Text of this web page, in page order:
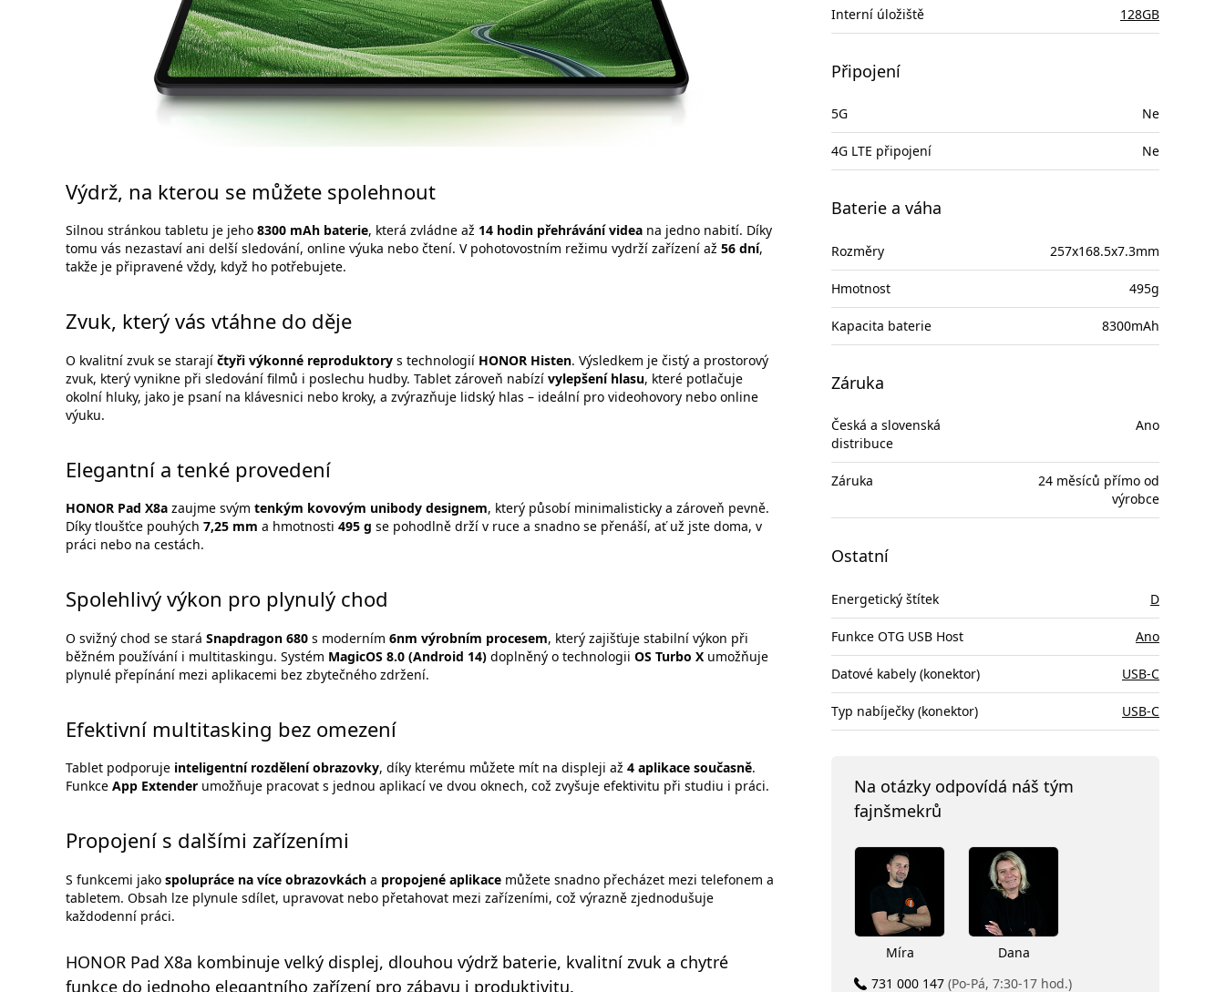
Výdrž, na kterou se můžete spolehnout
Silnou stránkou tabletu je jeho 8300 mAh baterie, která zvládne až 14 hodin přehrávání videa na jedno nabití. Díky
tomu vás nezastaví ani delší sledování, online výuka nebo čtení. V pohotovostním režimu vydrží zařízení až 56 dní,
takže je připravené vždy, když ho potřebujete.
Zvuk, který vás vtáhne do děje
O kvalitní zvuk se starají čtyři výkonné reproduktory s technologií HONOR Histen. Výsledkem je čistý a prostorový
zvuk, který vynikne při sledování filmů i poslechu hudby. Tablet zároveň nabízí vylepšení hlasu, které potlačuje
okolní hluky, jako je psaní na klávesnici nebo kroky, a zvýrazňuje lidský hlas – ideální pro videohovory nebo online
výuku.
Elegantní a tenké provedení
HONOR Pad X8a zaujme svým tenkým kovovým unibody designem, který působí minimalisticky a zároveň pevně.
Díky tloušťce pouhých 7,25 mm a hmotnosti 495 g se pohodlně drží v ruce a snadno se přenáší, ať už jste doma, v
práci nebo na cestách.
Spolehlivý výkon pro plynulý chod
O svižný chod se stará Snapdragon 680 s moderním 6nm výrobním procesem, který zajišťuje stabilní výkon při
běžném používání i multitaskingu. Systém MagicOS 8.0 (Android 14) doplněný o technologii OS Turbo X umožňuje
plynulé přepínání mezi aplikacemi bez zbytečného zdržení.
Efektivní multitasking bez omezení
Tablet podporuje inteligentní rozdělení obrazovky, díky kterému můžete mít na displeji až 4 aplikace současně.
Funkce App Extender umožňuje pracovat s jednou aplikací ve dvou oknech, což zvyšuje efektivitu při studiu i práci.
Propojení s dalšími zařízeními
S funkcemi jako spolupráce na více obrazovkách a propojené aplikace můžete snadno přecházet mezi telefonem a
tabletem. Obsah lze plynule sdílet, upravovat nebo přetahovat mezi zařízeními, což výrazně zjednodušuje
každodenní práci.
HONOR Pad X8a kombinuje velký displej, dlouhou výdrž baterie, kvalitní zvuk a chytré
funkce do jednoho elegantního zařízení pro zábavu i produktivitu.
Interní úložiště 128GB
Připojení
5G Ne
4G LTE připojení Ne
Baterie a váha
Rozměry 257x168.5x7.3mm
Hmotnost 495g
Kapacita baterie 8300mAh
Záruka
Česká a slovenská
distribuce
Ano
Záruka
24 měsíců přímo od
výrobce
Ostatní
Energetický štítek D
Funkce OTG USB Host Ano
Datové kabely (konektor) USB-C
Typ nabíječky (konektor) USB-C
Na otázky odpovídá náš tým
fajnšmekrů
Míra
Dana
731 000 147 (Po-Pá, 7:30-17 hod.)